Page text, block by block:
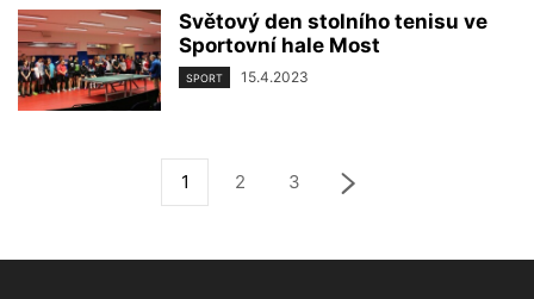
Světový den stolního tenisu ve
Sportovní hale Most
SPORT 15.4.2023
1 2 3